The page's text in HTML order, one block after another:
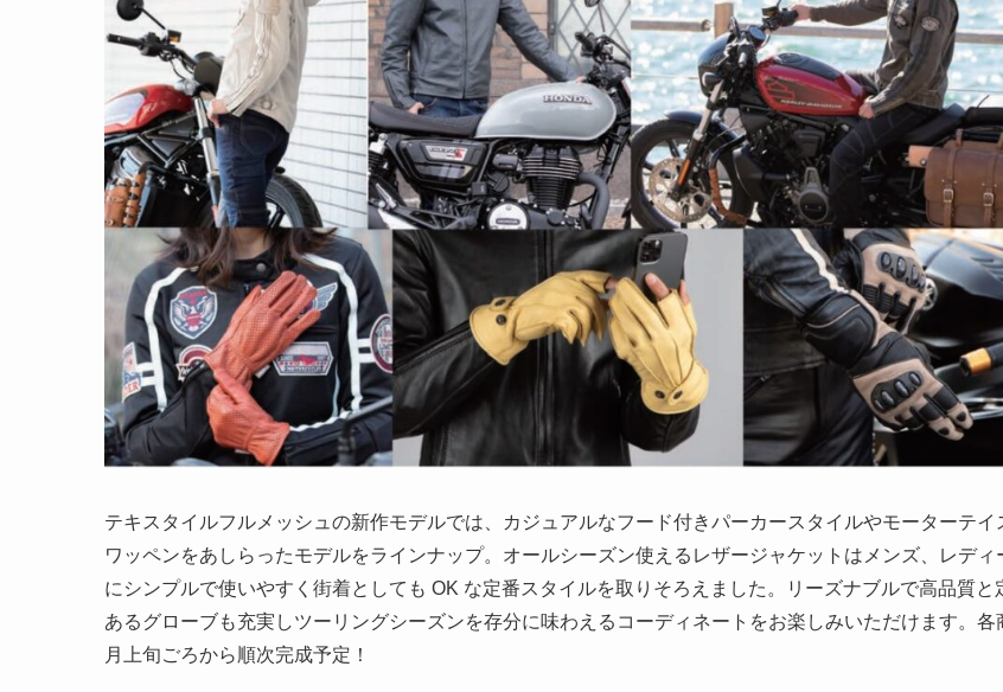
テキスタイルフルメッシュの新作モデルでは、カジュアルなフード付きパーカースタイルやモーターテイ
ワッペンをあしらったモデルをラインナップ。オールシーズン使えるレザージャケットはメンズ、レディ
にシンプルで使いやすく街着としても OK な定番スタイルを取りそろえました。リーズナブルで高品質と
あるグローブも充実しツーリングシーズンを存分に味わえるコーディネートをお楽しみいただけます。各
月上旬ごろから順次完成予定！